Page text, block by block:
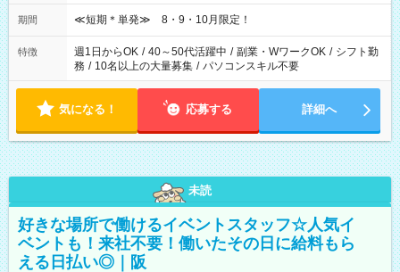
期間 ≪短期＊単発≫ 8・9・10月限定！
特徴 週1日からOK / 40～50代活躍中 / 副業・WワークOK / シフト勤
務 / 10名以上の大量募集 / パソコンスキル不要
気になる！ 応募する 詳細へ
未読
好きな場所で働けるイベントスタッフ☆人気イ
ベントも！来社不要！働いたその日に給料もら
える日払い◎｜阪